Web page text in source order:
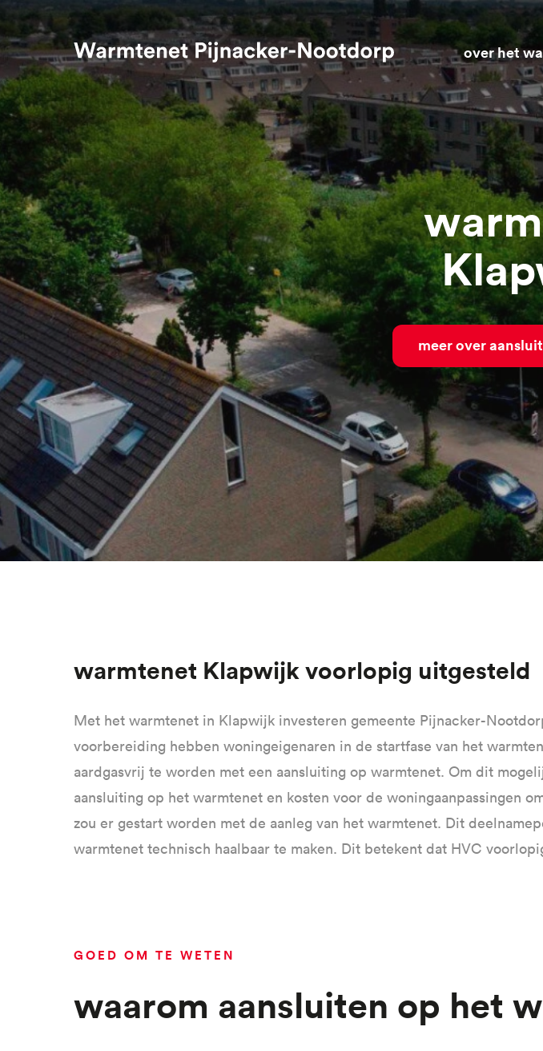
over het
Warmtenet
Meer over
de
gaan
Warmtenet Klapwijk voorlopig uitgesteld
Met het warmtenet in Klapwijk investeren gemeente Pijnacker-
voorbereiding hebben woningeigenaren in de startfase van het
aardgasvrij te worden met een aansluiting op warmtenet. Om dit
aansluiting op het warmtenet en kosten voor de woningaanpassingen
zou er gestart worden met de aanleg van het warmtenet. Dit
warmtenet technisch haalbaar te maken. Dit betekent dat HVC
GOED OM TE WETEN
Waarom aansluiten op het